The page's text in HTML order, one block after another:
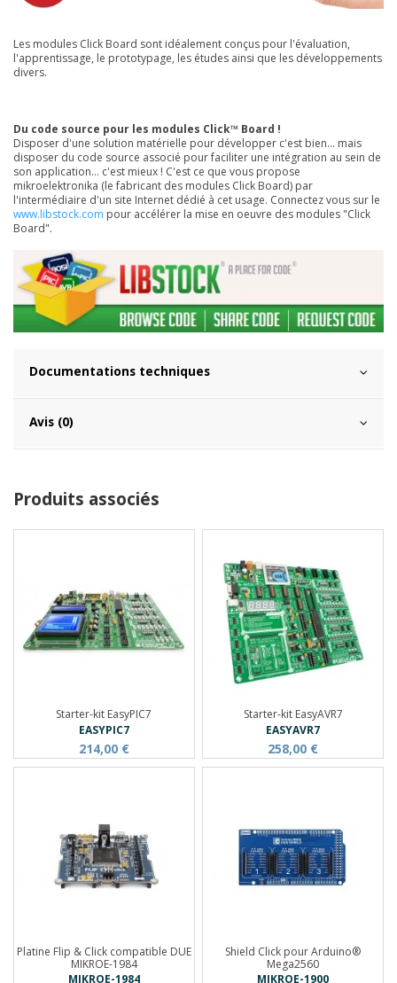
Les modules Click Board sont idéalement conçus pour l'évaluation,
l'apprentissage, le prototypage, les études ainsi que les développements
divers.
Du code source pour les modules Click™ Board !
Disposer d'une solution matérielle pour développer c'est bien... mais
disposer du code source associé pour faciliter une intégration au sein de
son application... c'est mieux ! C'est ce que vous propose
mikroelektronika (le fabricant des modules Click Board) par
l'intermédiaire d'un site Internet dédié à cet usage. Connectez vous sur le
www.libstock.com pour accélérer la mise en oeuvre des modules "Click
Board".
Documentations techniques
Avis (0)
Produits associés
Starter-kit EasyPIC7
EASYPIC7
214,00 €
Starter-kit EasyAVR7
EASYAVR7
258,00 €
Platine Flip & Click compatible DUE
MIKROE-1984
MIKROE-1984
Shield Click pour Arduino®
Mega2560
MIKROE-1900